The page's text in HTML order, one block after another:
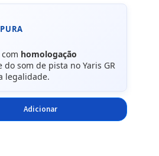
homologação
do som de pista no Yaris GR
legalidade.
Adicionar